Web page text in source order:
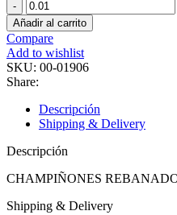
Añadir al carrito
Compare
Add to wishlist
SKU: 00-01906
Share:
Descripción
Shipping & Delivery
Descripción
CHAMPIÑONES
Shipping & Delivery